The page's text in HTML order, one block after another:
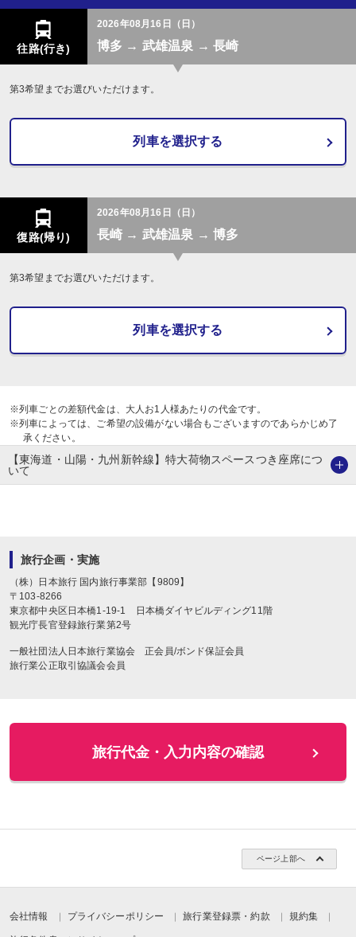
往路(行き)
2026年08月16日（日）
博多 → 武雄温泉 → 長崎
第3希望までお選びいただけます。
列車を選択する
復路(帰り)
2026年08月16日（日）
長崎 → 武雄温泉 → 博多
第3希望までお選びいただけます。
列車を選択する
※列車ごとの差額代金は、大人お1人様あたりの代金です。
※列車によっては、ご希望の設備がない場合もございますのであらかじめ了
承ください。
【東海道・山陽・九州新幹線】特大荷物スペースつき座席につ
いて
旅行企画・実施
（株）日本旅行 国内旅行事業部【9809】
〒 103-8266
東京都中央区日本橋1-19-1
日本橋ダイヤビルディング11階
観光庁長官登録旅行業第2号
一般社団法人日本旅行業協会 正会員/ボンド保証会員
旅行業公正取引協議会会員
ページ上部へ
会社情報 プライバシーポリシー 旅行業登録票・約款 規約集